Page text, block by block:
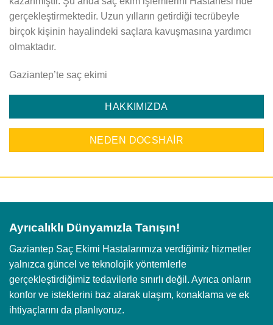
gerçekleştirmektedir. Uzun yılların getirdiği tecrübeyle
birçok kişinin hayalindeki saçlara kavuşmasına yardımcı
olmaktadır.
Gaziantep’te saç ekimi
HAKKIMIZDA
NEDEN DOCSHAIR
Ayrıcalıklı Dünyamızla Tanışın!
Gaziantep Saç Ekimi Hastalarımıza verdiğimiz hizmetler
yalnızca güncel ve teknolojik yöntemlerle
gerçekleştirdiğimiz tedavilerle sınırlı değil. Ayrıca onların
konfor ve isteklerini baz alarak ulaşım, konaklama ve ek
ihtiyaçlarını da planlıyoruz.